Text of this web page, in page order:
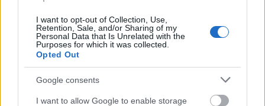
I want to opt-out of Collection, Use,
Retention, Sale, and/or Sharing of my
Personal Data that Is Unrelated with the
Purposes for which it was collected.
Opted Out
Google consents
I want to allow Google to enable storage
regates por partido (50% acierto). Si esta acertado en estos
apartados, podría mejorar mucho más sus valoraciones.
El otro extremo titular del Valencia es Samu Castillejo,
puntos de media. Otro futbolista interesante es
Hugo
Guillamón, la prolongación de Gattuso en el terreno de